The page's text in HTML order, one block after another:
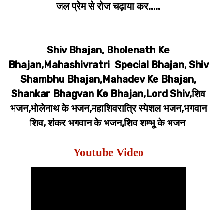
जल प्रेम से रोज चढ़ाया कर.....
Shiv Bhajan, Bholenath Ke
Bhajan,Mahashivratri Special Bhajan, Shiv
Shambhu Bhajan,Mahadev Ke Bhajan,
Shankar Bhagvan Ke Bhajan,Lord Shiv,शिव
भजन,भोलेनाथ के भजन,महाशिवरात्रि स्पेशल भजन,भगवान
शिव, शंकर भगवान के भजन,शिव शम्भू के भजन
Youtube Video